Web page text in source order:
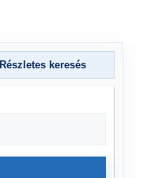
Részletes keresés